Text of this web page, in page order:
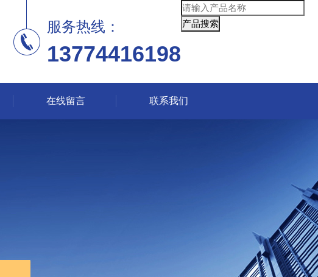
服务热线：
13774416198
在线留言 联系我们